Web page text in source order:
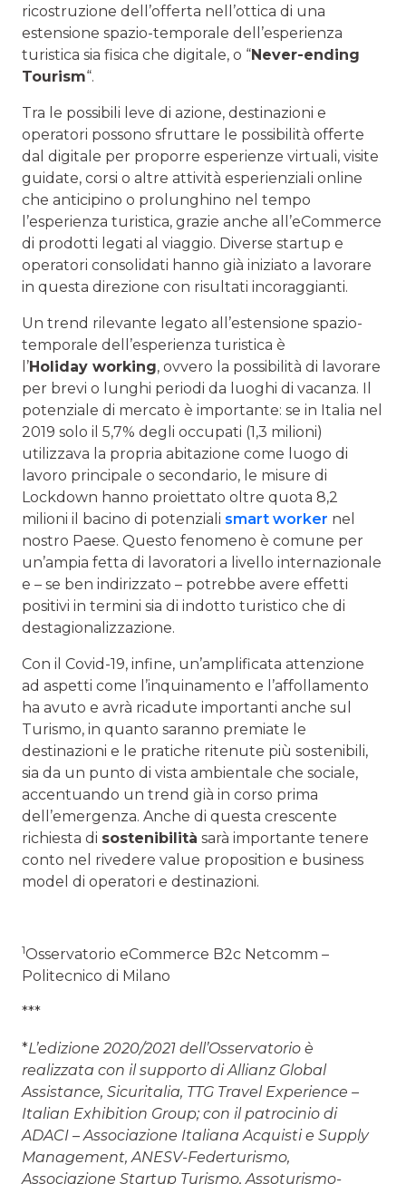
ricostruzione dell’offerta nell’ottica di una
estensione spazio-temporale dell’esperienza
turistica sia fisica che digitale, o “Never-ending
Tourism“.
Tra le possibili leve di azione, destinazioni e
operatori possono sfruttare le possibilità offerte
dal digitale per proporre esperienze virtuali, visite
guidate, corsi o altre attività esperienziali online
che anticipino o prolunghino nel tempo
l’esperienza turistica, grazie anche all’eCommerce
di prodotti legati al viaggio. Diverse startup e
operatori consolidati hanno già iniziato a lavorare
in questa direzione con risultati incoraggianti.
Un trend rilevante legato all’estensione spazio-
temporale dell’esperienza turistica è
l’Holiday working, ovvero la possibilità di lavorare
per brevi o lunghi periodi da luoghi di vacanza. Il
potenziale di mercato è importante: se in Italia nel
2019 solo il 5,7% degli occupati (1,3 milioni)
utilizzava la propria abitazione come luogo di
lavoro principale o secondario, le misure di
Lockdown hanno proiettato oltre quota 8,2
milioni il bacino di potenziali smart worker nel
nostro Paese. Questo fenomeno è comune per
un’ampia fetta di lavoratori a livello internazionale
e – se ben indirizzato – potrebbe avere effetti
positivi in termini sia di indotto turistico che di
destagionalizzazione.
Con il Covid-19, infine, un’amplificata attenzione
ad aspetti come l’inquinamento e l’affollamento
ha avuto e avrà ricadute importanti anche sul
Turismo, in quanto saranno premiate le
destinazioni e le pratiche ritenute più sostenibili,
sia da un punto di vista ambientale che sociale,
accentuando un trend già in corso prima
dell’emergenza. Anche di questa crescente
richiesta di sostenibilità sarà importante tenere
conto nel rivedere value proposition e business
model di operatori e destinazioni.
1Osservatorio eCommerce B2c Netcomm –
Politecnico di Milano
***
*L’edizione 2020/2021 dell’Osservatorio è
realizzata con il supporto di Allianz Global
Assistance, Sicuritalia, TTG Travel Experience –
Italian Exhibition Group; con il patrocinio di
ADACI – Associazione Italiana Acquisti e Supply
Management, ANESV-Federturismo,
Associazione Startup Turismo, Assoturismo-